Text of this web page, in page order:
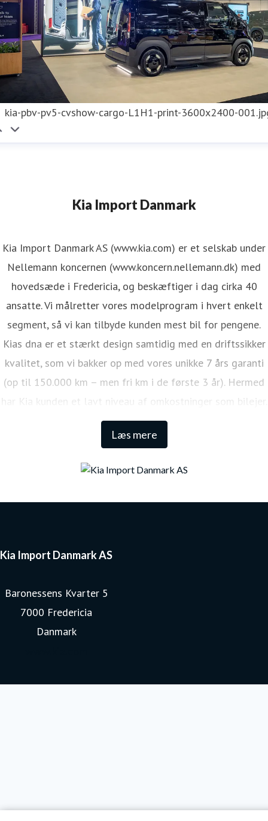
kia-pbv-pv5-cvshow-cargo-L1H1-print-3600x2400-
Kia Import Danmark
Læs mere
Kia Import Danmark AS (www.kia.com) er et selskab under
Nellemann koncernen (www.koncern.nellemann.dk) med
hovedsæde i Fredericia, og beskæftiger i dag cirka 40
ansatte. Vi målretter vores modelprogram i hvert enkelt
segment, så vi kan tilbyde kunden mest bil for pengene.
Kias dna er et stærkt design samtidig med en driftssikker
kvalitet, som vi bakker op med vores unikke 7 års garanti
(op til 150.000 km – men fri km i de første 3 år). Hermed
har Kia kunden et lavt niveau af omkostninger som bilejer.
Den lange garanti sikrer samtidig én af de højeste
restværdier i markedet.
Kia Import Danmark AS
Baronessens Kvarter 5
7000 Fredericia
Danmark